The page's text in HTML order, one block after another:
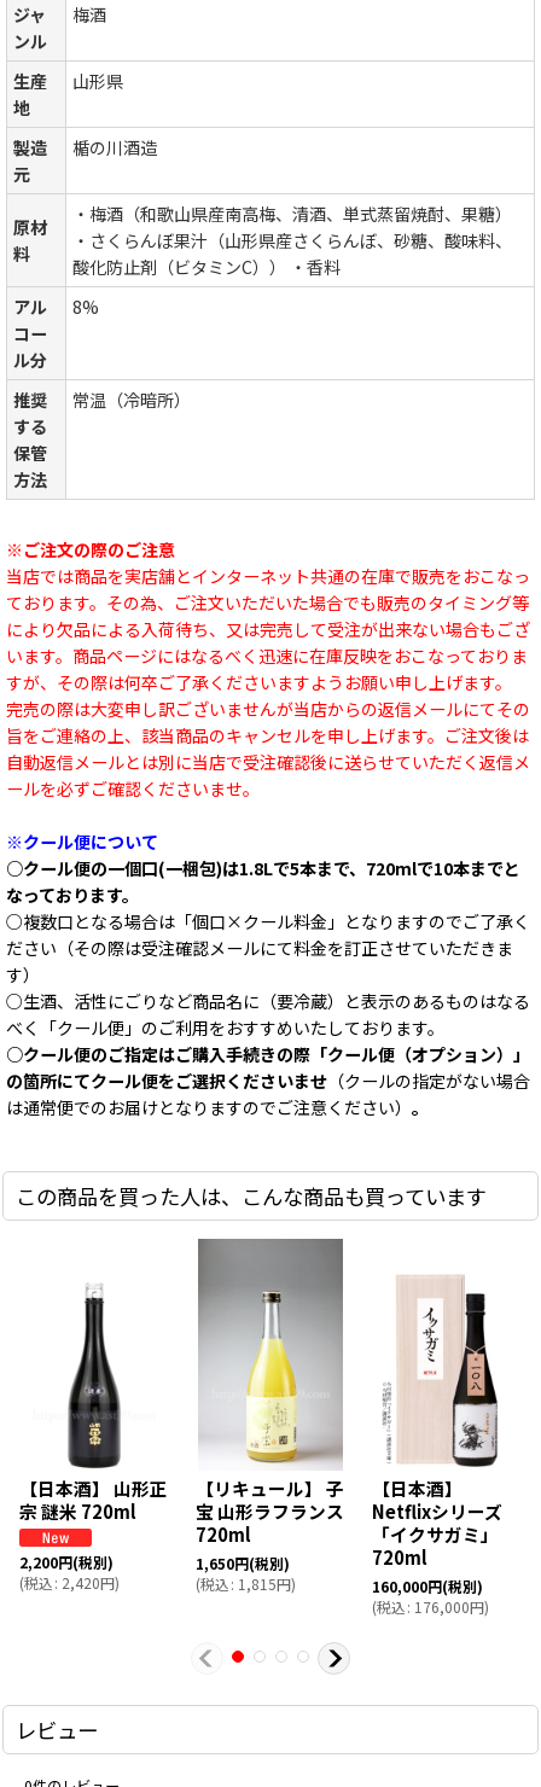
ジャ
ンル
梅酒
生産
地
山形県
製造
元
楯の川酒造
原材
料
・梅酒（和歌山県産南高梅、清酒、単式蒸留焼酎、果糖）
・さくらんぼ果汁（山形県産さくらんぼ、砂糖、酸味料、
酸化防止剤（ビタミンC）） ・香料
アル
コー
ル分
8%
推奨
する
保管
方法
常温（冷暗所）
※ご注文の際のご注意
当店では商品を実店舗とインターネット共通の在庫で販売をおこなっ
ております。その為、ご注文いただいた場合でも販売のタイミング等
により欠品による入荷待ち、又は完売して受注が出来ない場合もござ
います。商品ページにはなるべく迅速に在庫反映をおこなっておりま
すが、その際は何卒ご了承くださいますようお願い申し上げます。
完売の際は大変申し訳ございませんが当店からの返信メールにてその
旨をご連絡の上、該当商品のキャンセルを申し上げます。ご注文後は
自動返信メールとは別に当店で受注確認後に送らせていただく返信メ
ールを必ずご確認くださいませ。
※クール便について
○クール便の一個口(一梱包)は1.8Lで5本まで、720mlで10本までと
なっております。
○複数口となる場合は「個口×クール料金」となりますのでご了承く
ださい（その際は受注確認メールにて料金を訂正させていただきま
す）
○生酒、活性にごりなど商品名に（要冷蔵）と表示のあるものはなる
べく「クール便」のご利用をおすすめいたしております。
○クール便のご指定はご購入手続きの際「クール便（オプション）」
の箇所にてクール便をご選択くださいませ （クールの指定がない場合
は通常便でのお届けとなりますのでご注意ください） 。
この商品を買った人は、こんな商品も買っています
【日本酒】 山形正
宗 謎米 720ml
2,200円(税別)
(税込: 2,420円)
【リキュール】 子
宝 山形ラフランス
720ml
1,650円(税別)
(税込: 1,815円)
【日本酒】
Netflixシリーズ
「イクサガミ」
720ml
160,000円(税別)
(税込: 176,000円)
レビュー